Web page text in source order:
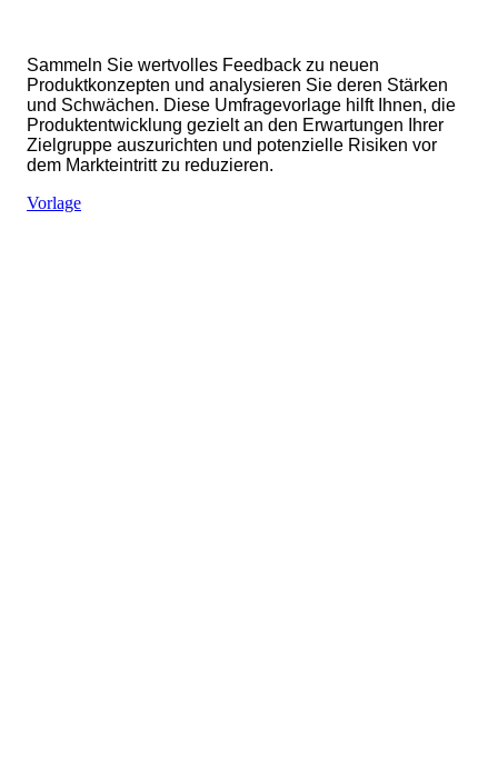
Sammeln Sie wertvolles Feedback zu neuen
Produktkonzepten und analysieren Sie deren Stärken
und Schwächen. Diese Umfragevorlage hilft Ihnen, die
Produktentwicklung gezielt an den Erwartungen Ihrer
Zielgruppe auszurichten und potenzielle Risiken vor
dem Markteintritt zu reduzieren.
Vorlage